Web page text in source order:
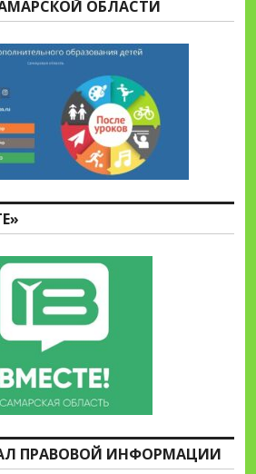
ОБЛАСТИ
ПРАВОВОЙ ИНФОРМАЦИИ